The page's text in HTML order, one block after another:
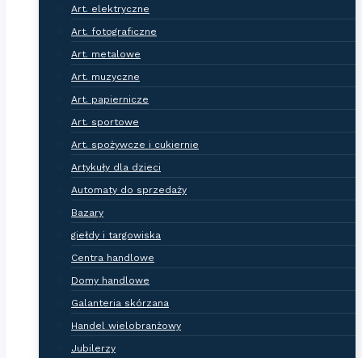
Art. elektryczne
Art. fotograficzne
Art. metalowe
Art. muzyczne
Art. papiernicze
Art. sportowe
Art. spożywcze i cukiernie
Artykuły dla dzieci
Automaty do sprzedaży
Bazary
giełdy i targowiska
Centra handlowe
Domy handlowe
Galanteria skórzana
Handel wielobranżowy
Jubilerzy